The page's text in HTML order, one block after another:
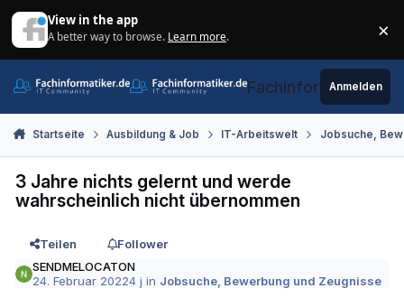
View in the app
A better way to browse. Learn more. ×
Fachinformatiker.de
Anmelden
Startseite Ausbildung & Job IT-Arbeitswelt Jobsuche,
3 Jahre nichts gelernt und werde
wahrscheinlich nicht übernommen
Teilen
Follower
SENDMELOCATON
24. Februar 20224 j in Jobsuche, Bewerbung und Zeugnisse